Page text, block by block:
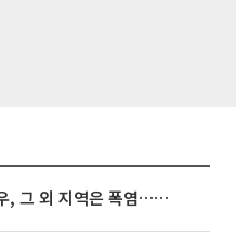
동해안은 시간당 80㎜ 폭우, 그 외 지역은 폭염…‘극과 극 날씨’